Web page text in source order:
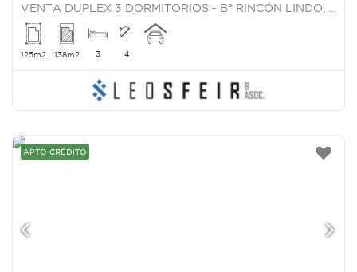
VENTA DUPLEX 3 DORMITORIOS - B° RINCÓN LINDO, CIPOLLETTI
125m2 138m2 3 4
APTO CRÉDITO